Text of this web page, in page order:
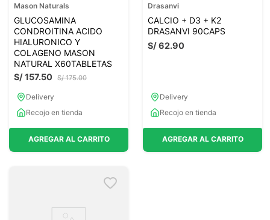
Mason Naturals
GLUCOSAMINA
CONDROITINA ACIDO
HIALURONICO Y
COLAGENO MASON
NATURAL X60TABLETAS
S/ 175.00
S/157.50
Delivery
Recojo en tienda
AGREGAR AL CARRITO
Drasanvi
CALCIO + D3 + K2
DRASANVI 90CAPS
S/62.90
Delivery
Recojo en tienda
AGREGAR AL CARRITO